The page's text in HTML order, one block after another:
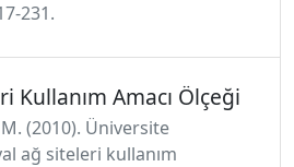
231.
Kullanım Amacı Ölçeği
(2010). Üniversite
ağ siteleri kullanım